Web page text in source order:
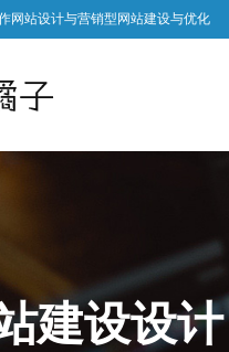
网站设计与营销型网站建设与优化
建设设计